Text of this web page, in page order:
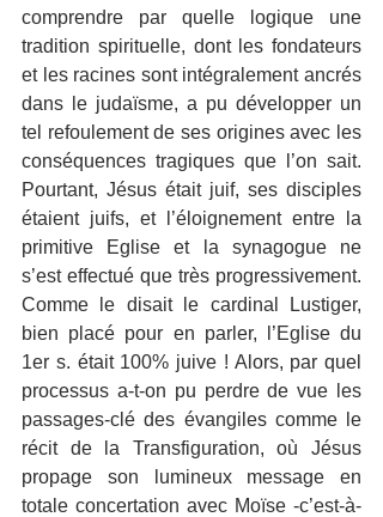
comprendre par quelle logique une
tradition spirituelle, dont les fondateurs
et les racines sont intégralement ancrés
dans le judaïsme, a pu développer un
tel refoulement de ses origines avec les
conséquences tragiques que l’on sait.
Pourtant, Jésus était juif, ses disciples
étaient juifs, et l’éloignement entre la
primitive Eglise et la synagogue ne
s’est effectué que très progressivement.
Comme le disait le cardinal Lustiger,
bien placé pour en parler, l’Eglise du
1er s. était 100% juive ! Alors, par quel
processus a-t-on pu perdre de vue les
passages-clé des évangiles comme le
récit de la Transfiguration, où Jésus
propage son lumineux message en
totale concertation avec Moïse -c’est-à-